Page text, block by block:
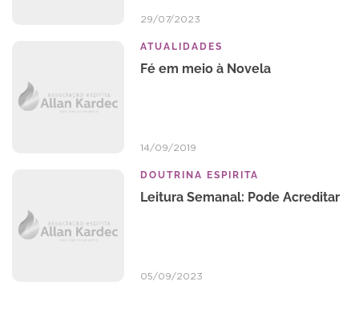
29/07/2023
ATUALIDADES
Fé em meio à Novela
14/09/2019
DOUTRINA ESPIRITA
Leitura Semanal: Pode Acreditar
05/09/2023